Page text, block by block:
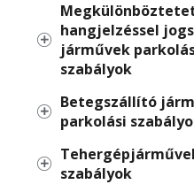
hangjelzéssel
járművek
szabályok
Betegszállító
parkolási
szabályok